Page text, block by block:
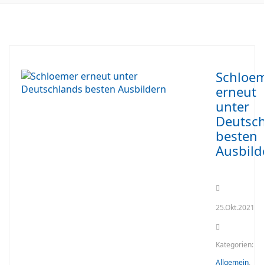
erneut
unter
besten
25.Okt.2021
Kategorien:
Allgemein,